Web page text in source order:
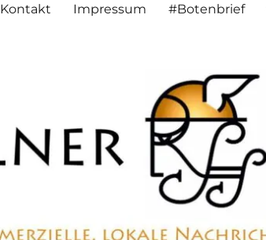
Kontakt Impressum #Botenbrief